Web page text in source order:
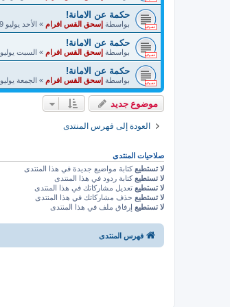
حكمة عن الامانة!
بواسطة إسحق القس افرام » الأحد يوليو 19, 2026 3:29 am
حكمة عن الامانة!
بواسطة إسحق القس افرام » السبت يوليو 18, 2026 4:17 am
حكمة عن الامانة!
بواسطة إسحق القس افرام » الجمعة يوليو 17, 2026 4:36 am
موضوع جديد
العودة إلى فهرس المنتدى
صلاحيات المنتدى
لا تستطيع كتابة مواضيع جديدة في هذا المنتدى
لا تستطيع كتابة ردود في هذا المنتدى
لا تستطيع تعديل مشاركاتك في هذا المنتدى
لا تستطيع حذف مشاركاتك في هذا المنتدى
لا تستطيع إرفاق ملف في هذا المنتدى
فهرس المنتدى